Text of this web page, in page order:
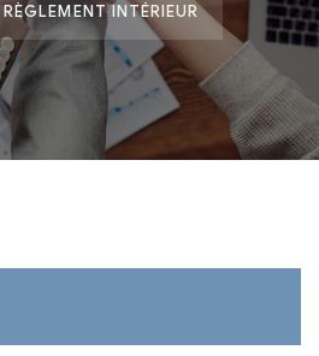
RÈGLEMENT INTÉRIEUR